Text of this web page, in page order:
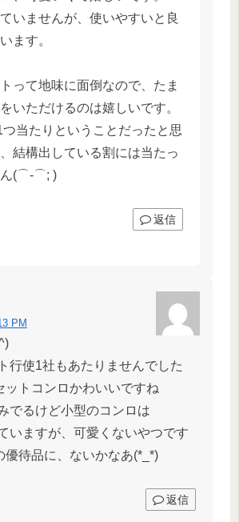
いませんが、使いやすいと良
ます。
って地味に面倒なので、たま
いただけるのは嬉しいです。
つ当たりということだったと思
結構出している割には当たっ
ん(⌒-⌒; )
返信
PM
行使1社もあたりませんでした
ットコンロかわいいですね
でるけど小型のコンロは
いますが、可愛くないやつです
優待品に、ないかなあ(*_*)
返信